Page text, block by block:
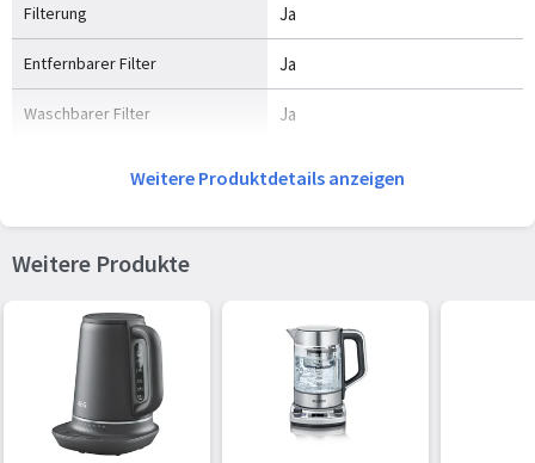
Filterung Ja
Entfernbarer Filter Ja
Waschbarer Filter Ja
Energie
Energiequelle AC
AC Eingangsspannung 220-240 V
AC Eingangsfrequenz 50/60 Hz
Weitere Produktdetails anzeigen
Weitere Produkte